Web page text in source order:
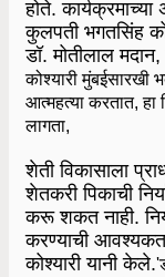
होते. कार्यक्रमाच्या
कुलपती भगतसिंह
डॉ. मोतीलाल
कोश्यारी मुंबईसारखी
आत्महत्या करतात, हा
लागता,
शेती विकासाला
शेतकरी पिकाची
करू शकत नाही.
करण्याची
कोश्यारी यानी केले.